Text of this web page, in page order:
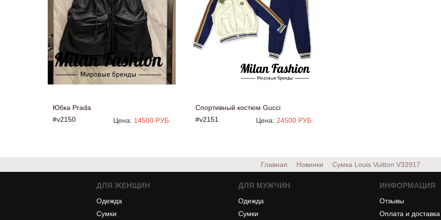
Юбка Prada
#v2150
Цена: 14500 РУБ.
Спортивный костюм Gucci
#v2151
Цена: 24500 РУБ.
Главная Новинки Сумка Louis Vuitton V33917
ДЛЯ ЖЕНЩИН
Одежда
Сумки
ДЛЯ МУЖЧИН
Одежда
Сумки
ИНФОРМАЦИЯ
Отзывы
Оплата и доставка